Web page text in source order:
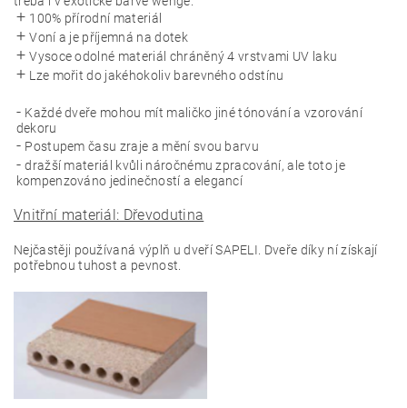
100% přírodní materiál
Voní a je příjemná na dotek
Vysoce odolné materiál chráněný 4 vrstvami UV laku
Lze mořit do jakéhokoliv barevného odstínu
Každé dveře mohou mít maličko jiné tónování a vzorování
dekoru
Postupem času zraje a mění svou barvu
dražší materiál kvůli náročnému zpracování, ale toto je
kompenzováno jedinečností a elegancí
Vnitřní materiál: Dřevodutina
Nejčastěji používaná výplň u dveří SAPELI. Dveře díky ní získají
potřebnou tuhost a pevnost.